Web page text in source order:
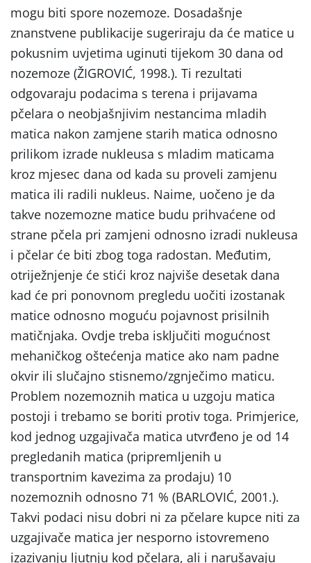
mogu biti spore nozemoze. Dosadašnje
znanstvene publikacije sugeriraju da će matice u
pokusnim uvjetima uginuti tijekom 30 dana od
nozemoze (ŽIGROVIĆ, 1998.). Ti rezultati
odgovaraju podacima s terena i prijavama
pčelara o neobjašnjivim nestancima mladih
matica nakon zamjene starih matica odnosno
prilikom izrade nukleusa s mladim maticama
kroz mjesec dana od kada su proveli zamjenu
matica ili radili nukleus. Naime, uočeno je da
takve nozemozne matice budu prihvaćene od
strane pčela pri zamjeni odnosno izradi nukleusa
i pčelar će biti zbog toga radostan. Međutim,
otriježnjenje će stići kroz najviše desetak dana
kad će pri ponovnom pregledu uočiti izostanak
matice odnosno moguću pojavnost prisilnih
matičnjaka. Ovdje treba isključiti mogućnost
mehaničkog oštećenja matice ako nam padne
okvir ili slučajno stisnemo/zgnječimo maticu.
Problem nozemoznih matica u uzgoju matica
postoji i trebamo se boriti protiv toga. Primjerice,
kod jednog uzgajivača matica utvrđeno je od 14
pregledanih matica (pripremljenih u
transportnim kavezima za prodaju) 10
nozemoznih odnosno 71 % (BARLOVIĆ, 2001.).
Takvi podaci nisu dobri ni za pčelare kupce niti za
uzgajivače matica jer nesporno istovremeno
izazivanju ljutnju kod pčelara, ali i narušavaju